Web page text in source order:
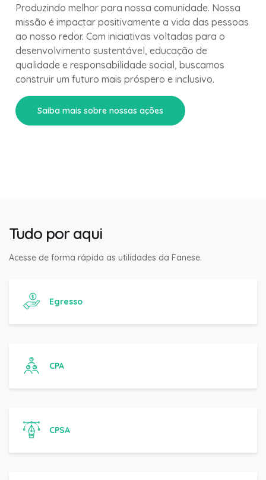
Produzindo melhor para nossa comunidade. Nossa
missão é impactar positivamente a vida das pessoas
ao nosso redor. Com iniciativas voltadas para o
desenvolvimento sustentável, educação de
qualidade e responsabilidade social, buscamos
construir um futuro mais próspero e inclusivo.
Saiba mais sobre nossas ações
Tudo por aqui
Acesse de forma rápida as utilidades da Fanese.
Egresso
CPA
CPSA